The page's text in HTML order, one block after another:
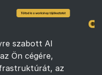
szabott AI
Ön cégére,
az